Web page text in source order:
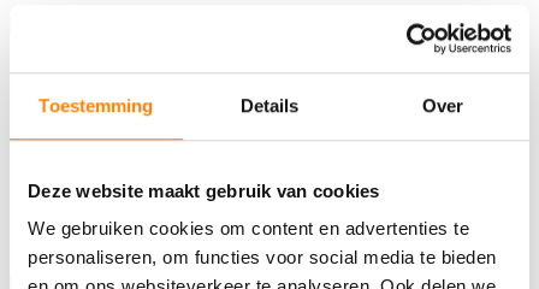
Toestemming Details Over
Deze website maakt gebruik van cookies
We gebruiken cookies om content en advertenties te
personaliseren, om functies voor social media te bieden